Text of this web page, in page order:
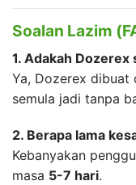
Soalan Lazim
1. Adakah Dozerex
Ya, Dozerex dibuat
semula jadi tanpa
2. Berapa lama
Kebanyakan
masa 5-7 hari.